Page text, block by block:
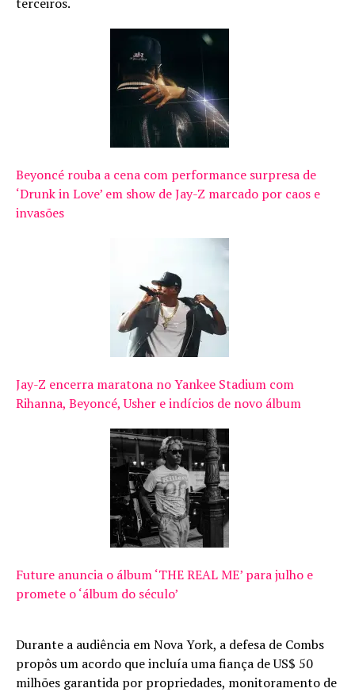
Beyoncé rouba a cena com performance surpresa de
‘Drunk in Love’ em show de Jay-Z marcado por caos e
invasões
Jay-Z encerra maratona no Yankee Stadium com
Rihanna, Beyoncé, Usher e indícios de novo álbum
Future anuncia o álbum ‘THE REAL ME’ para julho e
promete o ‘álbum do século’
Durante a audiência em Nova York, a defesa de Combs
propôs um acordo que incluía uma fiança de US$ 50
milhões garantida por propriedades, monitoramento de